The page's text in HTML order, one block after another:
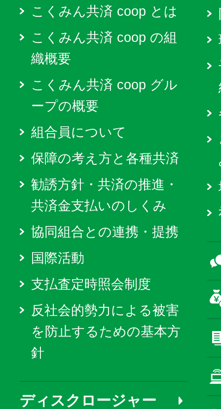
こくみん共済 coop とは
こくみん共済 coop の組
織概要
こくみん共済 coop グル
ープの概要
組合員について
保障の考え方と各種共済
勧誘方針・共済の推進・
共済金支払いのしくみ
協同組合との連携・提携
国際活動
支払査定時照会制度
反社会的勢力による被害
を防止するための基本方
針
ディスクロージャー